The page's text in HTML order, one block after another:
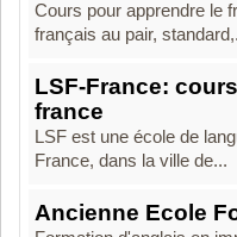
Cours pour apprendre le
français au pair,
LSF-France:
france
LSF est une école de
France, dans la ville de...
Ancienne Ecole